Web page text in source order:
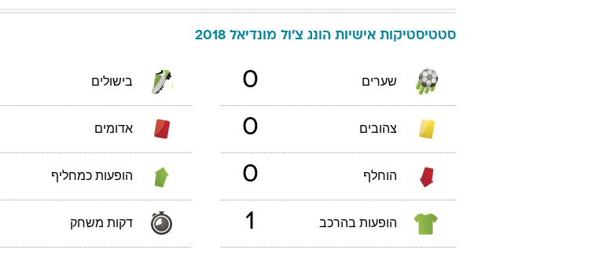
סטטיסטיקות אישיות הונג צ'ול מונדיאל 2018
שערים 0 בישולים
צהובים 0 אדומים
הוחלף 0 הופעות כמחליף
הופעות בהרכב 1 דקות משחק